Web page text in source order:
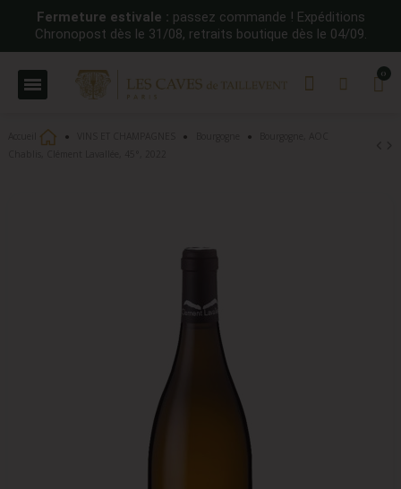
Fermeture estivale : passez commande ! Expéditions
Chronopost dès le 31/08, retraits boutique dès le 04/09.